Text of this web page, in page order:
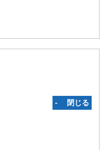
‐ 閉じる